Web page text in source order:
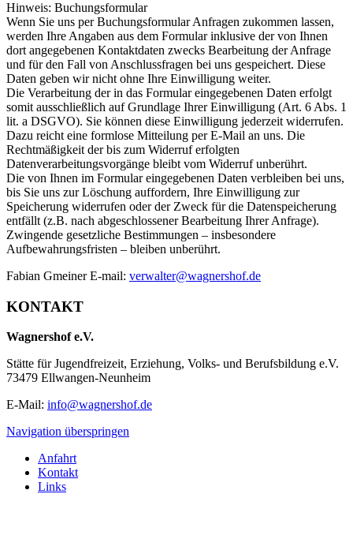
Hinweis: Buchungsformular
Wenn Sie uns per Buchungsformular Anfragen zukommen lassen,
werden Ihre Angaben aus dem Formular inklusive der von Ihnen
dort angegebenen Kontaktdaten zwecks Bearbeitung der Anfrage
und für den Fall von Anschlussfragen bei uns gespeichert. Diese
Daten geben wir nicht ohne Ihre Einwilligung weiter.
Die Verarbeitung der in das Formular eingegebenen Daten erfolgt
somit ausschließlich auf Grundlage Ihrer Einwilligung (Art. 6 Abs. 1
lit. a DSGVO). Sie können diese Einwilligung jederzeit widerrufen.
Dazu reicht eine formlose Mitteilung per E-Mail an uns. Die
Rechtmäßigkeit der bis zum Widerruf erfolgten
Datenverarbeitungsvorgänge bleibt vom Widerruf unberührt.
Die von Ihnen im Formular eingegebenen Daten verbleiben bei uns,
bis Sie uns zur Löschung auffordern, Ihre Einwilligung zur
Speicherung widerrufen oder der Zweck für die Datenspeicherung
entfällt (z.B. nach abgeschlossener Bearbeitung Ihrer Anfrage).
Zwingende gesetzliche Bestimmungen – insbesondere
Aufbewahrungsfristen – bleiben unberührt.
Fabian Gmeiner E-mail: verwalter@wagnershof.de
KONTAKT
Wagnershof e.V.
Stätte für Jugendfreizeit, Erziehung, Volks- und Berufsbildung e.V.
73479 Ellwangen-Neunheim
E-Mail: info@wagnershof.de
Navigation überspringen
Anfahrt
Kontakt
Links